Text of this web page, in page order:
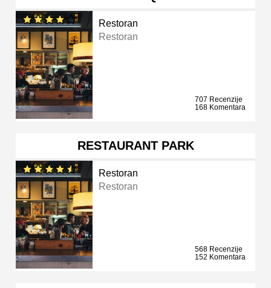
Restoran
Restoran
707 Recenzije
168 Komentara
RESTAURANT PARK
Restoran
Restoran
568 Recenzije
152 Komentara